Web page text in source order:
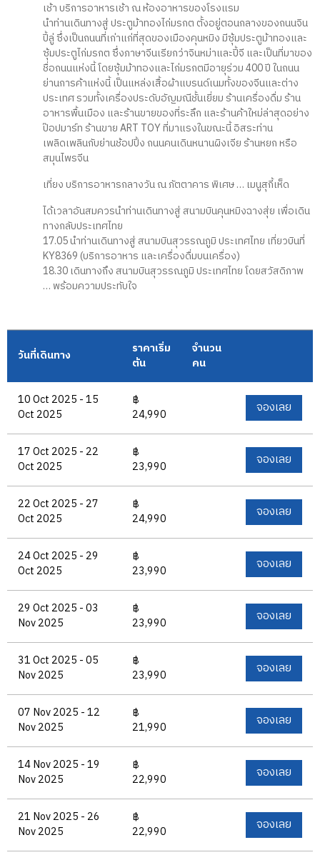
เช้า บริการอาหารเช้า ณ ห้องอาหารของโรงแรม
นำท่านเดินทางสู่ ประตูม้าทองไก่มรกต ตั้งอยู่ตอนกลางของถนนจิน
ปี้ลู่ ซึ่งเป็นถนนที่เก่าแก่ที่สุดของเมืองคุนหมิง มีซุ้มประตูม้าทองและ
ซุ้มประตูไก่มรกต ซึ่งภาษาจีนเรียกว่าจินหม่าและปี้จี และเป็นที่มาของ
ชื่อถนนแห่งนี้ โดยซุ้มม้าทองและไก่มรกตมีอายุร่วม 400 ปี ในถนน
ย่านการค้าแห่งนี้ เป็นแหล่งเสื้อผ้าแบรนด์เนมทั้งของจีนและต่าง
ประเทศ รวมทั้งเครื่องประดับอัญมณีชั้นเยี่ยม ร้านเครื่องดื่ม ร้าน
อาหารพื้นเมือง และร้านขายของที่ระลึก และร้านค้าใหม่ล่าสุดอย่าง
ป๊อปมาร์ท ร้านขาย ART TOY ที่มาแรงในขณะนี้ อิสระท่าน
เพลิดเพลินกับย่านช้อปปิ้ง ถนนคนเดินหนานผิงเจีย ร้านหยก หรือ
สมุนไพรจีน
เที่ยง บริการอาหารกลางวัน ณ ภัตตาคาร พิเศษ … เมนูสุกี้เห็ด
ได้เวลาอันสมควรนำท่านเดินทางสู่ สนามบินคุนหมิงฉางสุ่ย เพื่อเดิน
ทางกลับประเทศไทย
17.05 นำท่านเดินทางสู่ สนามบินสุวรรณภูมิ ประเทศไทย เที่ยวบินที่
KY8369 (บริการอาหาร และเครื่องดื่มบนเครื่อง)
18.30 เดินทางถึง สนามบินสุวรรณภูมิ ประเทศไทย โดยสวัสดิภาพ
… พร้อมความประทับใจ
วันที่เดินทาง
ราคาเริ่ม
ต้น
จำนวน
คน
10 Oct 2025 - 15
Oct 2025
฿
24,990
จองเลย
17 Oct 2025 - 22
Oct 2025
฿
23,990
จองเลย
22 Oct 2025 - 27
Oct 2025
฿
24,990
จองเลย
24 Oct 2025 - 29
Oct 2025
฿
23,990
จองเลย
29 Oct 2025 - 03
Nov 2025
฿
23,990
จองเลย
31 Oct 2025 - 05
Nov 2025
฿
23,990
จองเลย
07 Nov 2025 - 12
Nov 2025
฿
21,990
จองเลย
14 Nov 2025 - 19
Nov 2025
฿
22,990
จองเลย
21 Nov 2025 - 26
Nov 2025
฿
22,990
จองเลย